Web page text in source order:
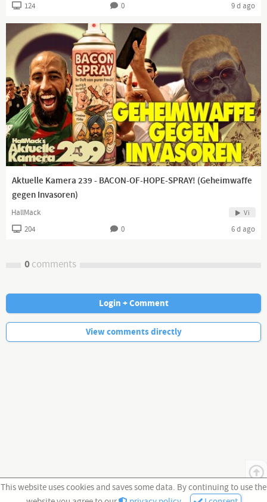
This website uses cookies and saves some data. By continuing to use the
124 0 9 d ago
Aktuelle Kamera 239 - BACON-OF-HOPE-SPRAY! (Geheimwaffe
gegen Invasoren)
HallMack Vi
204 0 6 d ago
0comments
No more comments.
Login + Comment
View comments directly